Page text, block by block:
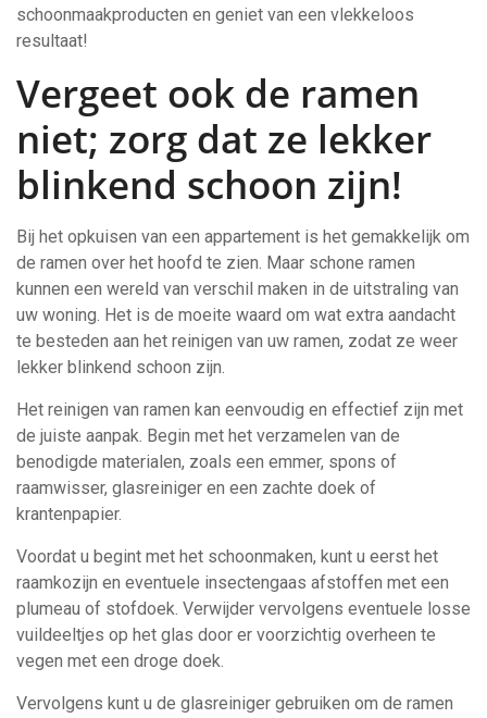
schoonmaakproducten en geniet van een vlekkeloos
resultaat!
Vergeet ook de ramen
niet; zorg dat ze lekker
blinkend schoon zijn!
Bij het opkuisen van een appartement is het gemakkelijk om
de ramen over het hoofd te zien. Maar schone ramen
kunnen een wereld van verschil maken in de uitstraling van
uw woning. Het is de moeite waard om wat extra aandacht
te besteden aan het reinigen van uw ramen, zodat ze weer
lekker blinkend schoon zijn.
Het reinigen van ramen kan eenvoudig en effectief zijn met
de juiste aanpak. Begin met het verzamelen van de
benodigde materialen, zoals een emmer, spons of
raamwisser, glasreiniger en een zachte doek of
krantenpapier.
Voordat u begint met het schoonmaken, kunt u eerst het
raamkozijn en eventuele insectengaas afstoffen met een
plumeau of stofdoek. Verwijder vervolgens eventuele losse
vuildeeltjes op het glas door er voorzichtig overheen te
vegen met een droge doek.
Vervolgens kunt u de glasreiniger gebruiken om de ramen